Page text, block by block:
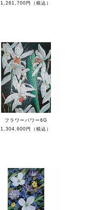
1,261,700円（税込）
フラワーパワー6G
1,304,600円（税込）